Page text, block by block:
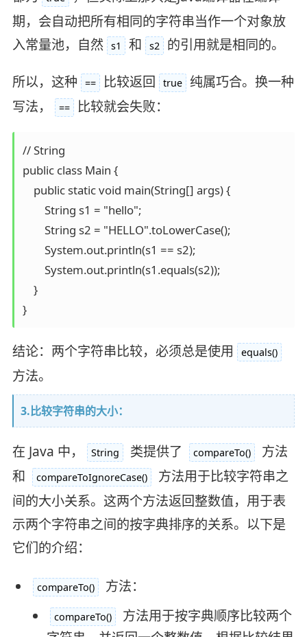
期，会自动把所有相同的字符串当作一个对象放
入常量池，自然
s1 和 s2 的引用就是相同的。
所以，这种 == 比较返回 true
纯属巧合。换一种
写法，
== 比较就会失败：
// String
public class Main {
    public static void main(String[] args) {
        String s1 = "hello";
        String s2 = "HELLO".toLowerCase();
        System.out.println(s1 == s2);
        System.out.println(s1.equals(s2));
    }
}
结论：两个字符串比较，必须总是使用 equals()
方法。
3.比较字符串的大小：
在 Java 中， String 类提供了 compareTo()
方法
和
compareToIgnoreCase()
方法用于比较字符串之
间的大小关系。这两个方法返回整数值，用于表
示两个字符串之间的按字典排序的关系。以下是
它们的介绍：
compareTo() 方法：
compareTo()
方法用于按字典顺序比较两个